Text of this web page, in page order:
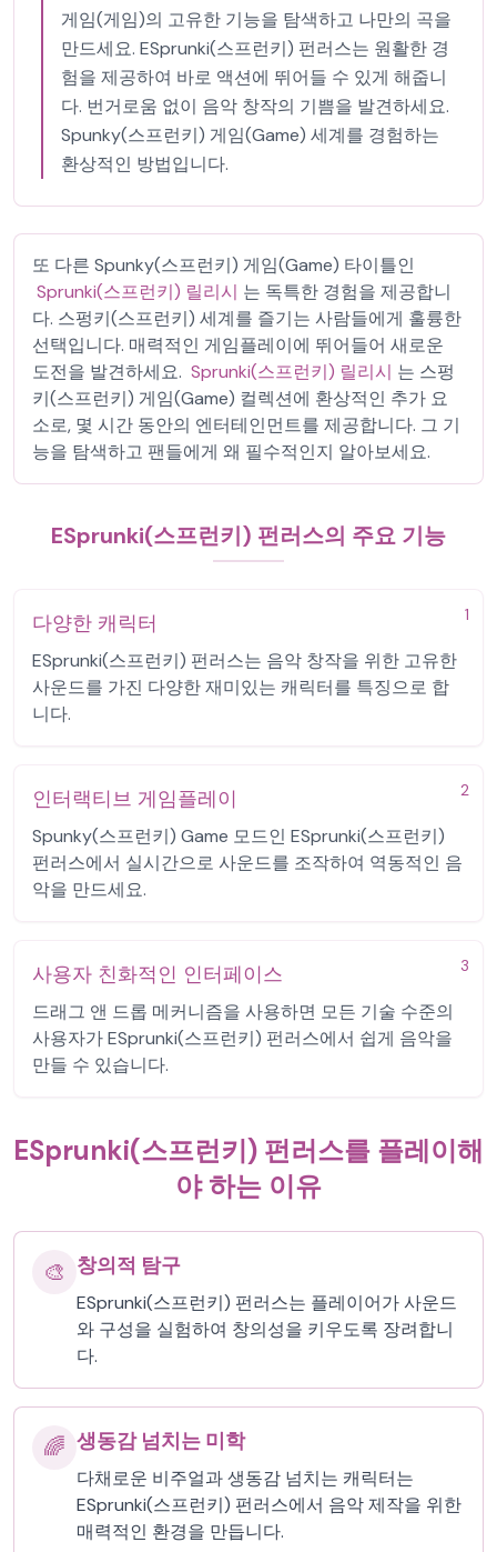
게임(게임)의 고유한 기능을 탐색하고 나만의 곡을
만드세요. ESprunki(스프런키) 펀러스는 원활한 경
험을 제공하여 바로 액션에 뛰어들 수 있게 해줍니
다. 번거로움 없이 음악 창작의 기쁨을 발견하세요.
Spunky(스프런키) 게임(Game) 세계를 경험하는
환상적인 방법입니다.
또 다른 Spunky(스프런키) 게임(Game) 타이틀인
Sprunki(스프런키) 릴리시 는 독특한 경험을 제공합니
다. 스펑키(스프런키) 세계를 즐기는 사람들에게 훌륭한
선택입니다. 매력적인 게임플레이에 뛰어들어 새로운
도전을 발견하세요. Sprunki(스프런키) 릴리시 는 스펑
키(스프런키) 게임(Game) 컬렉션에 환상적인 추가 요
소로, 몇 시간 동안의 엔터테인먼트를 제공합니다. 그 기
능을 탐색하고 팬들에게 왜 필수적인지 알아보세요.
ESprunki(스프런키) 펀러스의 주요 기능
1
다양한 캐릭터
ESprunki(스프런키) 펀러스는 음악 창작을 위한 고유한
사운드를 가진 다양한 재미있는 캐릭터를 특징으로 합
니다.
2
인터랙티브 게임플레이
Spunky(스프런키) Game 모드인 ESprunki(스프런키)
펀러스에서 실시간으로 사운드를 조작하여 역동적인 음
악을 만드세요.
3
사용자 친화적인 인터페이스
드래그 앤 드롭 메커니즘을 사용하면 모든 기술 수준의
사용자가 ESprunki(스프런키) 펀러스에서 쉽게 음악을
만들 수 있습니다.
ESprunki(스프런키) 펀러스를 플레이해
야 하는 이유
🎨 창의적 탐구
ESprunki(스프런키) 펀러스는 플레이어가 사운드
와 구성을 실험하여 창의성을 키우도록 장려합니
다.
🌈 생동감 넘치는 미학
다채로운 비주얼과 생동감 넘치는 캐릭터는
ESprunki(스프런키) 펀러스에서 음악 제작을 위한
매력적인 환경을 만듭니다.